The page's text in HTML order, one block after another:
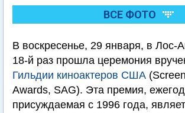
ВСЕ ФОТО
В воскресенье, 29 января, в Лос-
18-й раз прошла церемония
Гильдии киноактеров США
Awards, SAG). Эта премия,
присуждаемая с 1996 года,